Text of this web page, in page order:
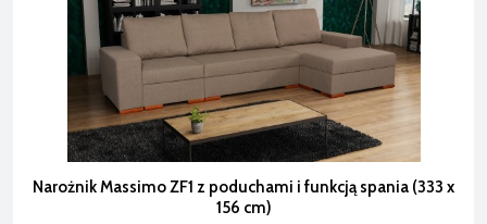
Narożnik Massimo ZF1 z poduchami i funkcją spania (333 x
156 cm)